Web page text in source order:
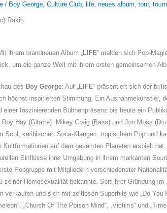
/ Boy George, Culture Club, life, neues album, tour,
ihrem brandneuen Album „ LIFE“ melden sich Pop-
um die ganze Welt mit ihrem ersten gemeinsamen
des Boy George: Auf „LIFE“ präsentiert sich der
höchst inspirierten Stimmung. Ein Ausnahmekünstler,
einer faszinierenden Bühnenpräsenz bis heute ein
Hay (Gitarre), Mikey Craig (Bass) und Jon Moss
Soul, karibischen Soca-Klängen, tropischem Pop und
Kultformationen auf dem gesamten Planeten erspielt
Einflüsse ihrer Umgebung in ihrem markanten
Popgruppe mit Mitgliedern verschiedenster
seiner Homosexualität bekannte. Seit ihrer Gründung im
verkaufen und sich mit zeitlosen Superhits wie „Do You
„Church Of The Poison Mind“, „Victims“ und